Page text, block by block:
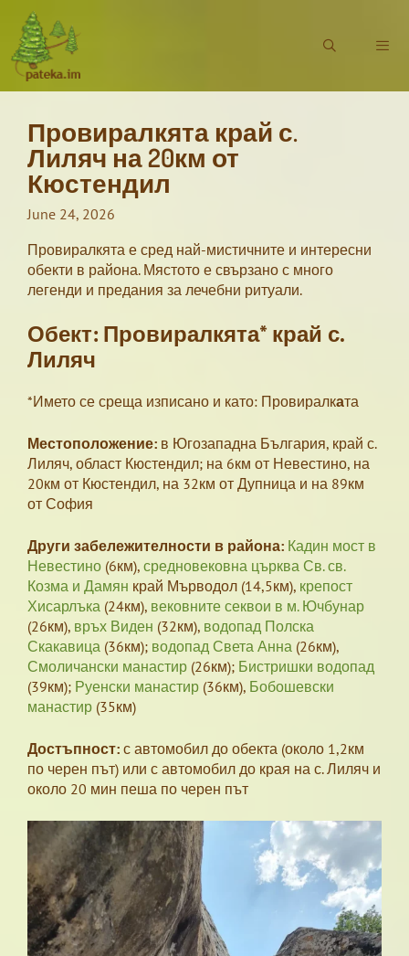
content
Провиралкята край с.
Лиляч на 20км от
Кюстендил
June 24, 2026
Провиралкята е сред най-мистичните и интересни
обекти в района. Мястото е свързано с много
легенди и предания за лечебни ритуали.
Обект: Провиралкята* край с.
Лиляч
*Името се среща изписано и като: Провиралката
Местоположение: в Югозападна България, край с.
Лиляч, област Кюстендил; на 6км от Невестино, на
20км от Кюстендил, на 32км от Дупница и на 89км
от София
Други забележителности в района: Кадин мост в
Невестино (6км), средновековна църква Св. св.
Козма и Дамян край Мърводол (14,5км), крепост
Хисарлъка (24км), вековните секвои в м. Ючбунар
(26км), връх Виден (32км), водопад Полска
Скакавица (36км); водопад Света Анна (26км),
Смоличански манастир (26км); Бистришки водопад
(39км); Руенски манастир (36км), Бобошевски
манастир (35км)
Достъпност: с автомобил до обекта (около 1,2км
по черен път) или с автомобил до края на с. Лиляч и
около 20 мин пеша по черен път